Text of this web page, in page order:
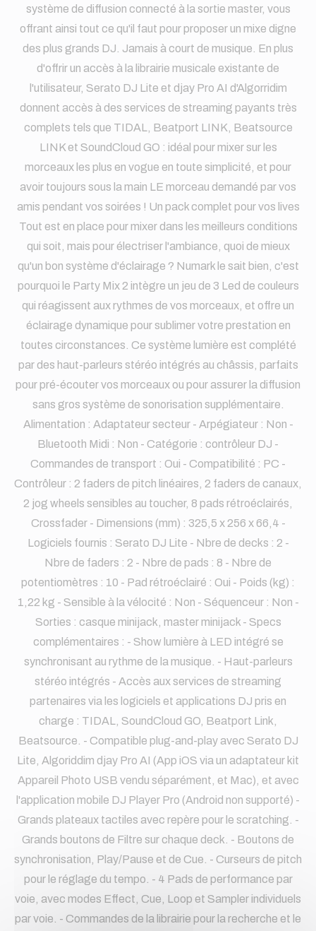
système de diffusion connecté à la sortie master, vous
offrant ainsi tout ce qu'il faut pour proposer un mixe digne
des plus grands DJ. Jamais à court de musique. En plus
d'offrir un accès à la librairie musicale existante de
l'utilisateur, Serato DJ Lite et djay Pro AI d'Algorridim
donnent accès à des services de streaming payants très
complets tels que TIDAL, Beatport LINK, Beatsource
LINK et SoundCloud GO : idéal pour mixer sur les
morceaux les plus en vogue en toute simplicité, et pour
avoir toujours sous la main LE morceau demandé par vos
amis pendant vos soirées ! Un pack complet pour vos lives
Tout est en place pour mixer dans les meilleurs conditions
qui soit, mais pour électriser l'ambiance, quoi de mieux
qu'un bon système d'éclairage ? Numark le sait bien, c'est
pourquoi le Party Mix 2 intègre un jeu de 3 Led de couleurs
qui réagissent aux rythmes de vos morceaux, et offre un
éclairage dynamique pour sublimer votre prestation en
toutes circonstances. Ce système lumière est complété
par des haut-parleurs stéréo intégrés au châssis, parfaits
pour pré-écouter vos morceaux ou pour assurer la diffusion
sans gros système de sonorisation supplémentaire.
Alimentation : Adaptateur secteur - Arpégiateur : Non -
Bluetooth Midi : Non - Catégorie : contrôleur DJ -
Commandes de transport : Oui - Compatibilité : PC -
Contrôleur : 2 faders de pitch linéaires, 2 faders de canaux,
2 jog wheels sensibles au toucher, 8 pads rétroéclairés,
Crossfader - Dimensions (mm) : 325,5 x 256 x 66,4 -
Logiciels fournis : Serato DJ Lite - Nbre de decks : 2 -
Nbre de faders : 2 - Nbre de pads : 8 - Nbre de
potentiomètres : 10 - Pad rétroéclairé : Oui - Poids (kg) :
1,22 kg - Sensible à la vélocité : Non - Séquenceur : Non -
Sorties : casque minijack, master minijack - Specs
complémentaires : - Show lumière à LED intégré se
synchronisant au rythme de la musique. - Haut-parleurs
stéréo intégrés - Accès aux services de streaming
partenaires via les logiciels et applications DJ pris en
charge : TIDAL, SoundCloud GO, Beatport Link,
Beatsource. - Compatible plug-and-play avec Serato DJ
Lite, Algoriddim djay Pro AI (App iOS via un adaptateur kit
Appareil Photo USB vendu séparément, et Mac), et avec
l'application mobile DJ Player Pro (Android non supporté) -
Grands plateaux tactiles avec repère pour le scratching. -
Grands boutons de Filtre sur chaque deck. - Boutons de
synchronisation, Play/Pause et de Cue. - Curseurs de pitch
pour le réglage du tempo. - 4 Pads de performance par
voie, avec modes Effect, Cue, Loop et Sampler individuels
par voie. - Commandes de la librairie pour la recherche et le